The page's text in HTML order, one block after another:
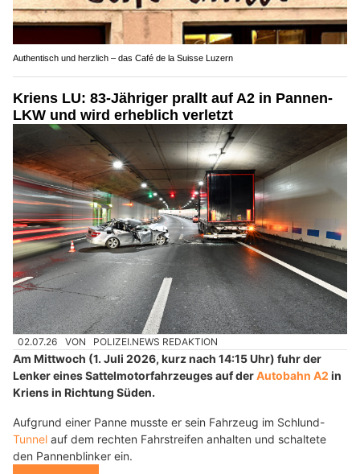
Authentisch und herzlich – das Café de la Suisse Luzern
Kriens LU: 83-Jähriger prallt auf A2 in Pannen-
LKW und wird erheblich verletzt
02.07.26 VON POLIZEI.NEWS REDAKTION
Am Mittwoch (1. Juli 2026, kurz nach 14:15 Uhr) fuhr der
Lenker eines Sattelmotorfahrzeuges auf derAutobahn A2 in
Kriens in Richtung Süden.
Aufgrund einer Panne musste er sein Fahrzeug im Schlund-
Tunnel auf dem rechten Fahrstreifen anhalten und schaltete
den Pannenblinker ein.